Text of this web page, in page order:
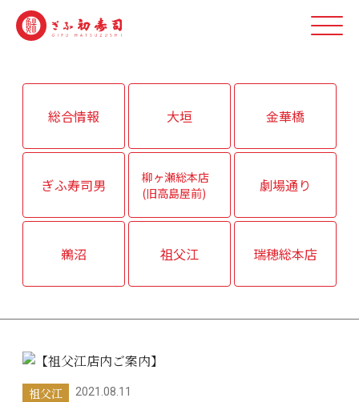
総合情報 大垣 金華橋
ぎふ寿司男
柳ヶ瀬総本店
(旧高島屋前)
劇場通り
鵜沼 祖父江 瑞穂総本店
祖父江 2021.08.11